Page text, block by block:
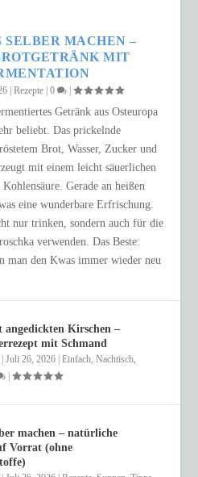
SELBER MACHEN –
MIT
|Rezepte |0 |
Getränk aus Osteuropa
beliebt. Das prickelnde
Brot, Wasser, Zucker und
mit einem leicht säuerlichen
Gerade an heißen
eine wunderbare Erfrischung.
nur trinken, sondern auch für die
verwenden. Das Beste:
man den Kwas immer wieder neu
angedickten Kirschen –
mit Schmand
|Juli 26, 2026 |Einfach,Nachtisch,
|
machen – natürliche
Vorrat (ohne